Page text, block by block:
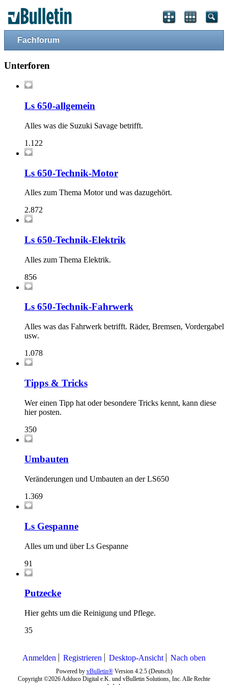
Fachforum
Unterforen
Ls 650-allgemein
Alles was die Suzuki Savage betrifft.
1.122
Ls 650-Technik-Motor
Alles zum Thema Motor und was dazugehört.
2.872
Ls 650-Technik-Elektrik
Alles zum Thema Elektrik.
856
Ls 650-Technik-Fahrwerk
Alles was das Fahrwerk betrifft. Räder, Bremsen, Vordergabel
usw.
1.078
Tipps & Tricks
Wer einen Tipp hat oder besondere Tricks kennt, kann diese
hier posten.
350
Umbauten
Veränderungen und Umbauten an der LS650
1.369
Ls Gespanne
Alles um und über Ls Gespanne
91
Putzecke
Hier gehts um die Reinigung und Pflege.
35
Anmelden Registrieren Desktop-Ansicht Nach oben
Powered by vBulletin®Version 4.2.5 (Deutsch)
Copyright ©2026 Adduco Digital e.K. und vBulletin Solutions, Inc. Alle Rechte